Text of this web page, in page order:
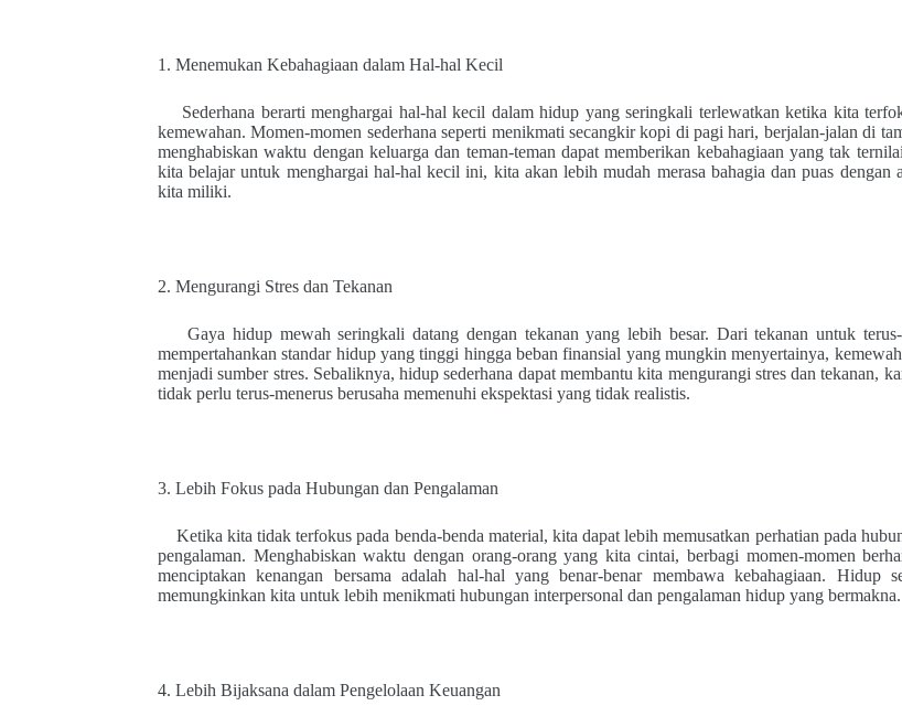
1. Menemukan Kebahagiaan dalam Hal-hal Kecil
Sederhana berarti menghargai hal-hal kecil dalam hidup yang seringkali terlewatkan ketika kita
kemewahan. Momen-momen sederhana seperti menikmati secangkir kopi di pagi hari, berjalan-jalan di
menghabiskan waktu dengan keluarga dan teman-teman dapat memberikan kebahagiaan yang tak
kita belajar untuk menghargai hal-hal kecil ini, kita akan lebih mudah merasa bahagia dan puas dengan
kita miliki.
2. Mengurangi Stres dan Tekanan
Gaya hidup mewah seringkali datang dengan tekanan yang lebih besar. Dari tekanan untuk terus-
mempertahankan standar hidup yang tinggi hingga beban finansial yang mungkin menyertainya,
menjadi sumber stres. Sebaliknya, hidup sederhana dapat membantu kita mengurangi stres dan tekanan,
tidak perlu terus-menerus berusaha memenuhi ekspektasi yang tidak realistis.
3. Lebih Fokus pada Hubungan dan Pengalaman
Ketika kita tidak terfokus pada benda-benda material, kita dapat lebih memusatkan perhatian pada
pengalaman. Menghabiskan waktu dengan orang-orang yang kita cintai, berbagi momen-momen
menciptakan kenangan bersama adalah hal-hal yang benar-benar membawa kebahagiaan. Hidup
memungkinkan kita untuk lebih menikmati hubungan interpersonal dan pengalaman hidup yang bermakna.
4. Lebih Bijaksana dalam Pengelolaan Keuangan